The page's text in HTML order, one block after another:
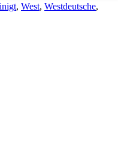
, West, Westdeutsche,